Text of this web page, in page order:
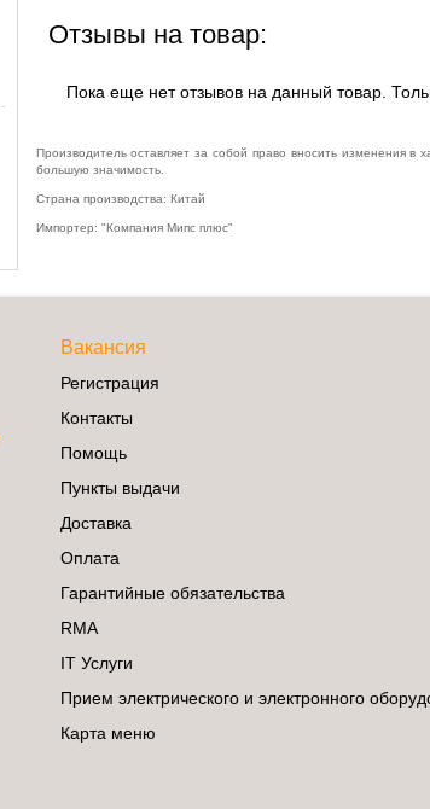
Отзывы на товар:
Пока еще нет отзывов на данный товар.
Производитель оставляет за собой право вносить изменения
большую значимость.
Страна производства: Китай
Импортер: "Компания Мипс плюс"
Вакансия
Регистрация
Контакты
Помощь
Пункты выдачи
Доставка
Оплата
Гарантийные обязательства
RMA
IT Услуги
Прием электрического и электронного
Карта меню